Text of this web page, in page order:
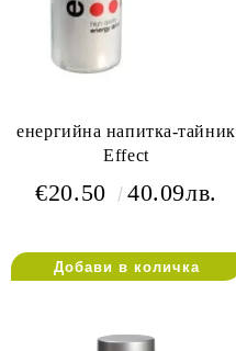
енергийна напитка-тайник
Effect
€20.50 40.09лв.